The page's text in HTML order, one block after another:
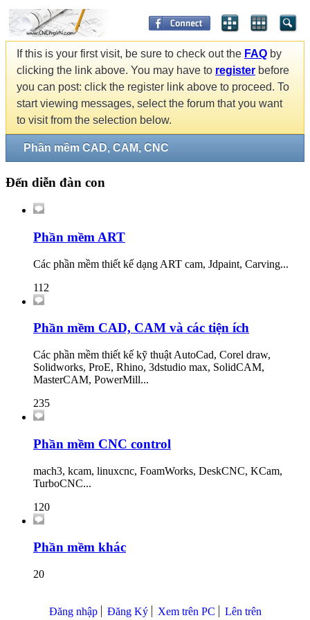
If this is your first visit, be sure to check out the FAQ by
clicking the link above. You may have to register before
you can post: click the register link above to proceed. To
start viewing messages, select the forum that you want
to visit from the selection below.
Phần mềm CAD, CAM, CNC
Đến diễn đàn con
Phần mềm ART
Các phần mềm thiết kế dạng ART cam, Jdpaint, Carving...
112
Phần mềm CAD, CAM và các tiện ích
Các phần mềm thiết kế kỹ thuật AutoCad, Corel draw,
Solidworks, ProE, Rhino, 3dstudio max, SolidCAM,
MasterCAM, PowerMill...
235
Phần mềm CNC control
mach3, kcam, linuxcnc, FoamWorks, DeskCNC, KCam,
TurboCNC...
120
Phần mềm khác
20
Đăng nhập Đăng Ký Xem trên PC Lên trên